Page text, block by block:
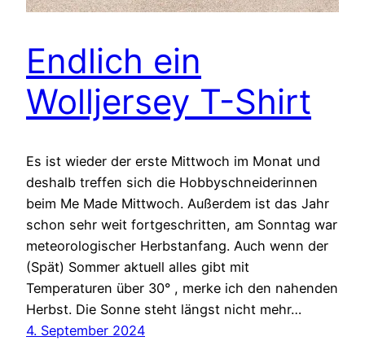
Endlich ein
Wolljersey T-Shirt
Es ist wieder der erste Mittwoch im Monat und
deshalb treffen sich die Hobbyschneiderinnen
beim Me Made Mittwoch. Außerdem ist das Jahr
schon sehr weit fortgeschritten, am Sonntag war
meteorologischer Herbstanfang. Auch wenn der
(Spät) Sommer aktuell alles gibt mit
Temperaturen über 30° , merke ich den nahenden
Herbst. Die Sonne steht längst nicht mehr…
4. September 2024